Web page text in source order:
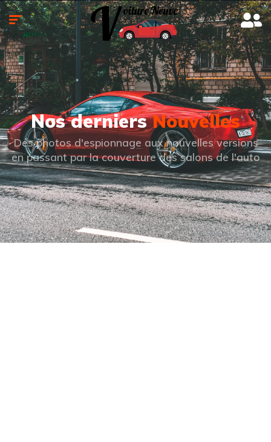
Nos derniersNouvelles
Des photos d'espionnage aux nouvelles versions
en passant par la couverture des salons de l'auto